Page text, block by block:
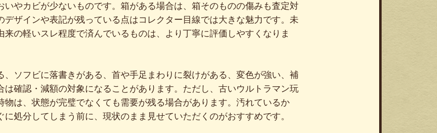
いやカビが少ないものです。箱がある場合は、箱そのものの傷みも査定対
デザインや表記が残っている点はコレクター目線では大きな魅力です。未
来の軽いスレ程度で済んでいるものは、より丁寧に評価しやすくなりま
、ソフビに落書きがある、首や手足まわりに裂けがある、変色が強い、補
は確認・減額の対象になることがあります。ただし、古いウルトラマン玩
物は、状態が完璧でなくても需要が残る場合があります。汚れているか
に処分してしまう前に、現状のまま見せていただくのがおすすめです。